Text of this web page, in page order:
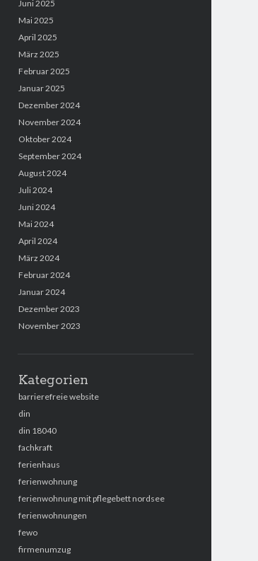
Juni 2025
Mai 2025
April 2025
März 2025
Februar 2025
Januar 2025
Dezember 2024
November 2024
Oktober 2024
September 2024
August 2024
Juli 2024
Juni 2024
Mai 2024
April 2024
März 2024
Februar 2024
Januar 2024
Dezember 2023
November 2023
Kategorien
barrierefreie website
din
din 18040
fachkraft
ferienhaus
ferienwohnung
ferienwohnung mit pflegebett nordsee
ferienwohnungen
fewo
firmenumzug